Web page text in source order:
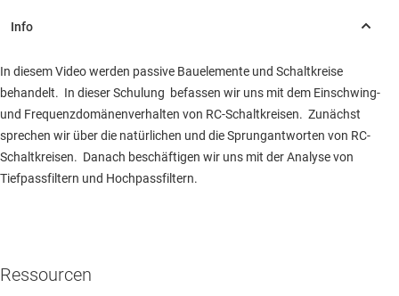
In diesem Video werden passive Bauelemente und Schaltkreise
behandelt. In dieser Schulung befassen wir uns mit dem Einschwing-
und Frequenzdomänenverhalten von RC-Schaltkreisen. Zunächst
sprechen wir über die natürlichen und die Sprungantworten von RC-
Schaltkreisen. Danach beschäftigen wir uns mit der Analyse von
Tiefpassfiltern und Hochpassfiltern.
Ressourcen